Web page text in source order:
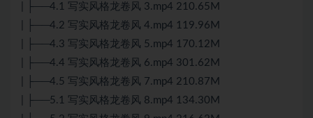
| ├──4.1 写实风格龙卷风 3.mp4 210.65M
| ├──4.2 写实风格龙卷风 4.mp4 119.96M
| ├──4.3 写实风格龙卷风 5.mp4 170.12M
| ├──4.4 写实风格龙卷风 6.mp4 301.62M
| ├──4.5 写实风格龙卷风 7.mp4 210.87M
| ├──5.1 写实风格龙卷风 8.mp4 134.30M